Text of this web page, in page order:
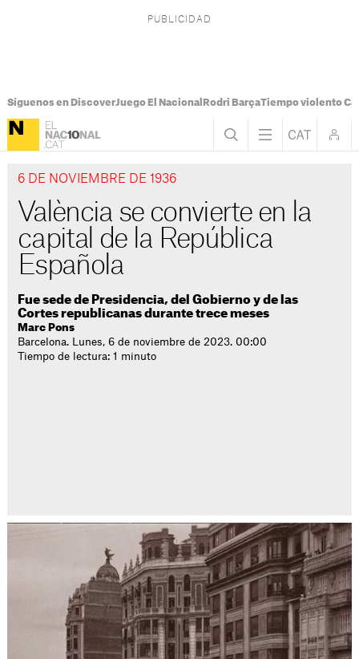
Síguenos en DiscoverJuego El Nacional Rodri BarçaTiempo violento
6 DE NOVIEMBRE DE 1936
València se convierte en la
capital de la República
Española
Fue sede de Presidencia, del Gobierno y de las
Cortes republicanas durante trece meses
Marc Pons
Barcelona. Lunes, 6 de noviembre de 2023. 00:00
Tiempo de lectura: 1 minuto